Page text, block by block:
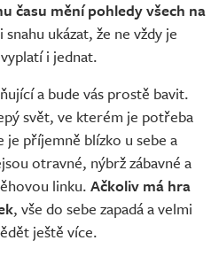
času mění pohledy všech na
ukázat, že ne vždy je
i jednat.
a bude vás prostě bavit.
svět, ve kterém je potřeba
je příjemně blízko u sebe a
otravné, nýbrž zábavné a
linku.Ačkoliv má hra
, vše do sebe zapadá a velmi
ještě více.